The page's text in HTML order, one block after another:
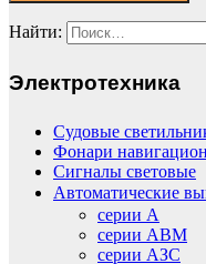
Найти:
Электротехника
Судовые
Фонари
Сигналы световые
Автоматические
серии А
серии АВМ
cерии АЗС